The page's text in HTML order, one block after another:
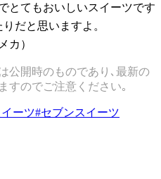
とてもおいしいスイーツです
だと思いますよ。
カ）
公開時のものであり､最新の
すのでご注意ください｡
ーツ#セブンスイーツ